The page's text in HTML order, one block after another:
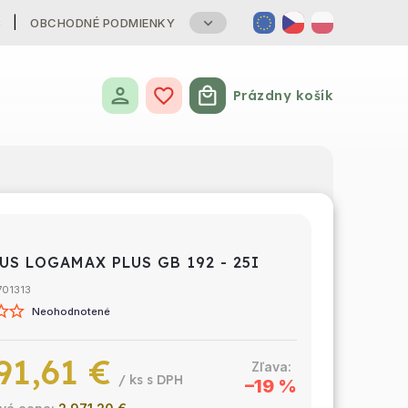
OBCHODNÉ PODMIENKY
Nákupný košík
Prázdny košík
LOGAMAX PLUS GB 192 - 25I
Neohodnotené
–19 %
€ / ks